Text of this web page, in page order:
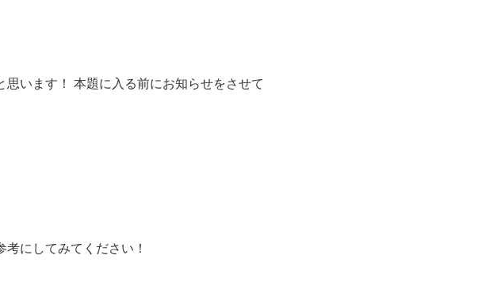
思います！ 本題に入る前にお知らせをさせて
にしてみてください！